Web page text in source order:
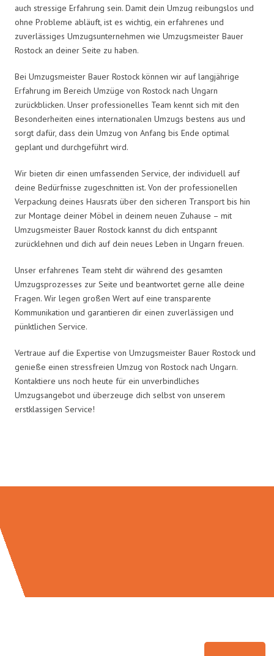
auch stressige Erfahrung sein. Damit dein Umzug reibungslos und
ohne Probleme abläuft, ist es wichtig, ein erfahrenes und
zuverlässiges Umzugsunternehmen wie Umzugsmeister Bauer
Rostock an deiner Seite zu haben.
Bei Umzugsmeister Bauer Rostock können wir auf langjährige
Erfahrung im Bereich Umzüge von Rostock nach Ungarn
zurückblicken. Unser professionelles Team kennt sich mit den
Besonderheiten eines internationalen Umzugs bestens aus und
sorgt dafür, dass dein Umzug von Anfang bis Ende optimal
geplant und durchgeführt wird.
Wir bieten dir einen umfassenden Service, der individuell auf
deine Bedürfnisse zugeschnitten ist. Von der professionellen
Verpackung deines Hausrats über den sicheren Transport bis hin
zur Montage deiner Möbel in deinem neuen Zuhause – mit
Umzugsmeister Bauer Rostock kannst du dich entspannt
zurücklehnen und dich auf dein neues Leben in Ungarn freuen.
Unser erfahrenes Team steht dir während des gesamten
Umzugsprozesses zur Seite und beantwortet gerne alle deine
Fragen. Wir legen großen Wert auf eine transparente
Kommunikation und garantieren dir einen zuverlässigen und
pünktlichen Service.
Vertraue auf die Expertise von Umzugsmeister Bauer Rostock und
genieße einen stressfreien Umzug von Rostock nach Ungarn.
Kontaktiere uns noch heute für ein unverbindliches
Umzugsangebot und überzeuge dich selbst von unserem
erstklassigen Service!